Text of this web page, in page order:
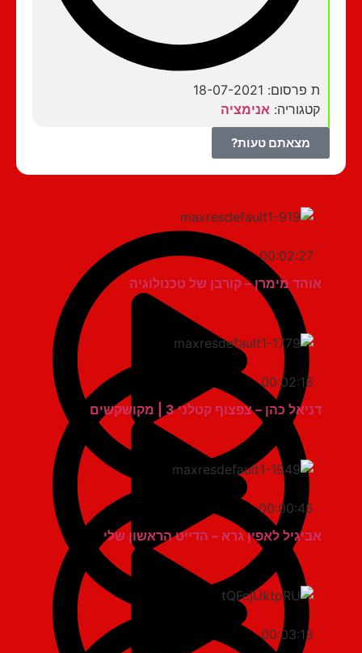
ת פרסום: 18-07-2021
קטגוריה:אנימציה
מצאתם טעות?
00:02:27
אוהד מימרן – קורבן של טכנולוגיה
00:02:16
דניאל כהן – צפצוף קטלני 3 | מקושקשים
00:00:45
אביגיל לאפין גרא – הדייט הראשון שלי
00:03:13